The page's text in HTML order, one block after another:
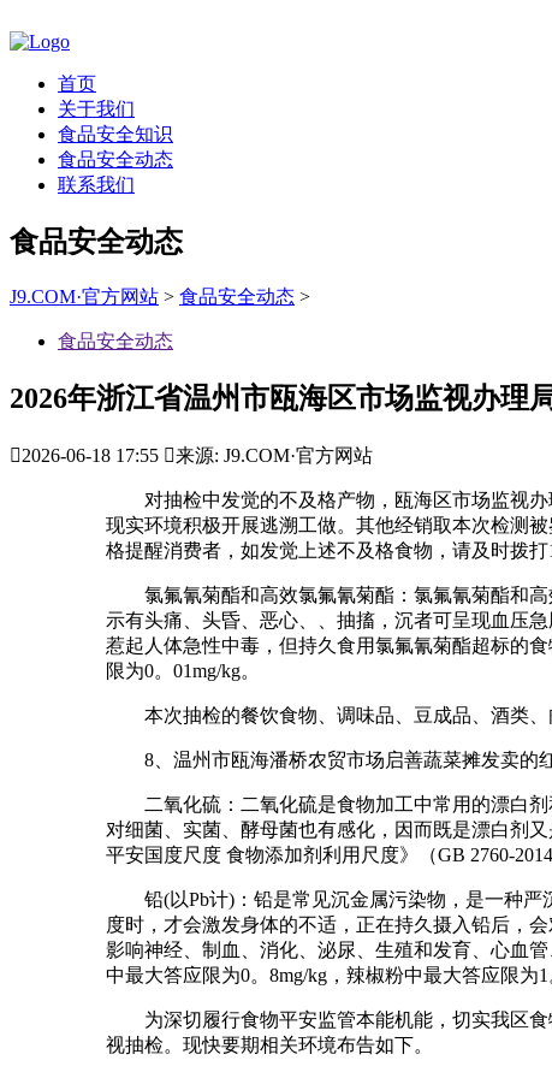
首页
关于我们
食品安全知识
食品安全动态
联系我们
食品安全动态
J9.COM·官方网站 > 食品安全动态 >
食品安全动态
2026年浙江省温州市瓯海区市场监视办理
2026-06-18 17:55 来源: J9.COM·官方网站
对抽检中发觉的不及格产物，瓯海区市场监视办
现实环境积极开展逃溯工做。其他经销取本次检测
格提醒消费者，如发觉上述不及格食物，请及时拨打
氯氟氰菊酯和高效氯氟氰菊酯：氯氟氰菊酯和高
示有头痛、头昏、恶心、、抽搐，沉者可呈现血压
惹起人体急性中毒，但持久食用氯氟氰菊酯超标的
限为0。01mg/kg。
本次抽检的餐饮食物、调味品、豆成品、酒类、
8、温州市瓯海潘桥农贸市场启善蔬菜摊发卖的
二氧化硫：二氧化硫是食物加工中常用的漂白剂
对细菌、实菌、酵母菌也有感化，因而既是漂白剂
平安国度尺度 食物添加剂利用尺度》（GB 2760-
铅(以Pb计)：铅是常见沉金属污染物，是一种严
度时，才会激发身体的不适，正在持久摄入铅后，
影响神经、制血、消化、泌尿、生殖和发育、心血
中最大答应限为0。8mg/kg，辣椒粉中最大答应限为1
为深切履行食物平安监管本能机能，切实我区食
视抽检。现快要期相关环境布告如下。